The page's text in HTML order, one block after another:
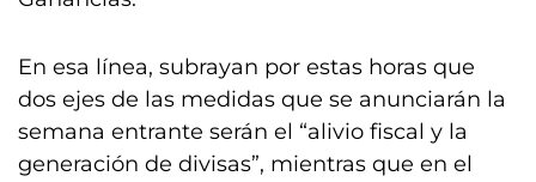
En esa línea, subrayan por estas horas que
dos ejes de las medidas que se anunciarán la
semana entrante serán el “alivio fiscal y la
generación de divisas”, mientras que en el